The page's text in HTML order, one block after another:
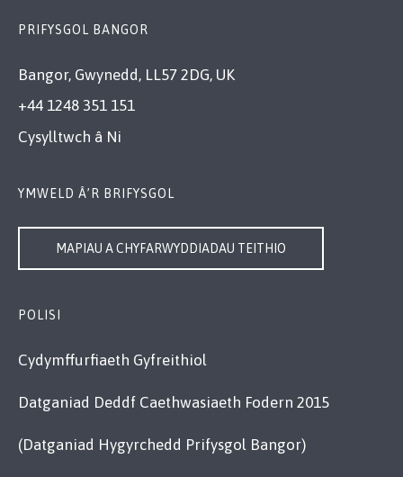
PRIFYSGOL BANGOR
Bangor, Gwynedd, LL57 2DG, UK
+44 1248 351 151
Cysylltwch â Ni
YMWELD Â’R BRIFYSGOL
MAPIAU A CHYFARWYDDIADAU TEITHIO
POLISI
Cydymffurfiaeth Gyfreithiol
Datganiad Deddf Caethwasiaeth Fodern 2015
(Datganiad Hygyrchedd Prifysgol Bangor)